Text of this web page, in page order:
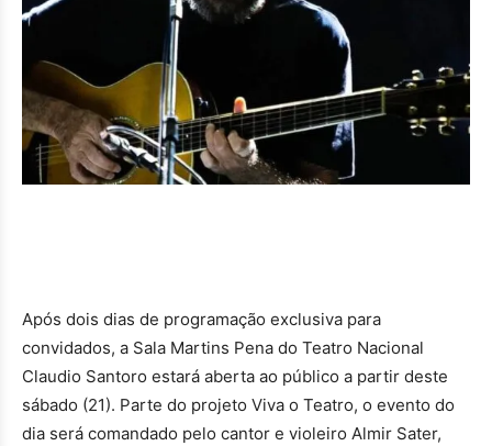
Após dois dias de programação exclusiva para
convidados, a Sala Martins Pena do Teatro Nacional
Claudio Santoro estará aberta ao público a partir deste
sábado (21). Parte do projeto Viva o Teatro, o evento do
dia será comandado pelo cantor e violeiro Almir Sater,